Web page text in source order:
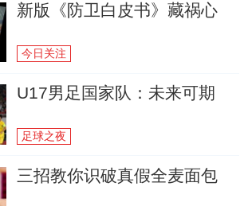
新版《防卫白皮书》藏祸心
今日关注
U17男足国家队：未来可期
足球之夜
三招教你识破真假全麦面包